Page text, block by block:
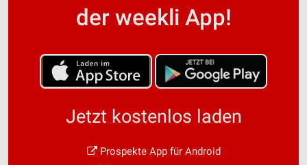
der weekli App!
Jetzt kostenlos laden
Prospekte App für Android